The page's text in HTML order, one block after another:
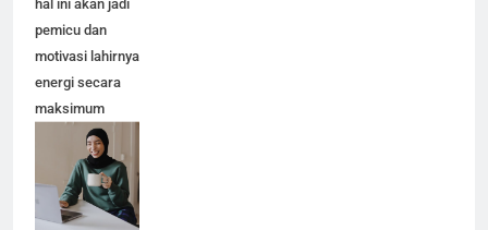
hal ini akan jadi
pemicu dan
motivasi lahirnya
energi secara
maksimum
dalam diri
seseorang. Dan
inilah modal
dalam